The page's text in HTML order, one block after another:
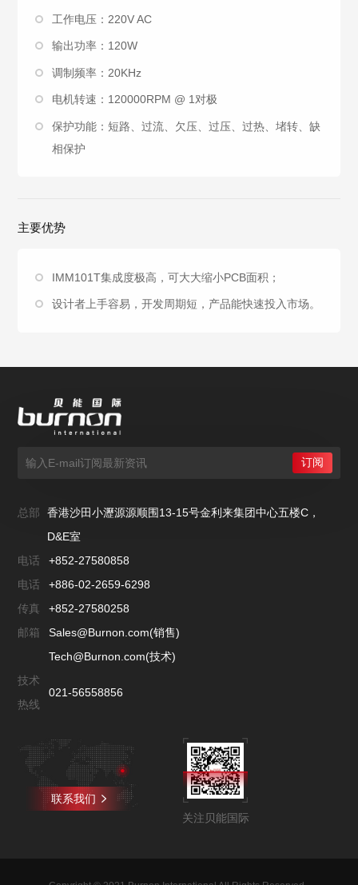
工作电压：220V AC
输出功率：120W
调制频率：20KHz
电机转速：120000RPM @ 1对极
保护功能：短路、过流、欠压、过压、过热、堵转、缺
相保护
主要优势
IMM101T集成度极高，可大大缩小PCB面积；
设计者上手容易，开发周期短，产品能快速投入市场。
总部
香港沙田小瀝源源顺围13-15号金利来集团中心五楼C，
D&E室
电话
+852-27580858
电话
+886-02-2659-6298
传真
+852-27580258
邮箱
Sales@Burnon.com(销售)
Tech@Burnon.com(技术)
技术
热线
021-56558856
联系我们
关注贝能国际